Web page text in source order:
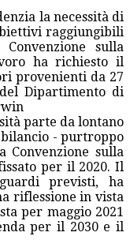
la necessità di
raggiungibili
sulla
ha richiesto il
provenienti da 27
Dipartimento di
parte da lontano
- purtroppo
sulla
per il 2020. Il
previsti, ha
riflessione in vista
per maggio 2021
per il 2030 e il